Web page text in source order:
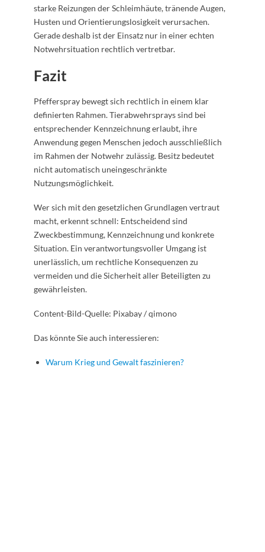
starke Reizungen der Schleimhäute, tränende Augen,
Husten und Orientierungslosigkeit verursachen.
Gerade deshalb ist der Einsatz nur in einer echten
Notwehrsituation rechtlich vertretbar.
Fazit
Pfefferspray bewegt sich rechtlich in einem klar
definierten Rahmen. Tierabwehrsprays sind bei
entsprechender Kennzeichnung erlaubt, ihre
Anwendung gegen Menschen jedoch ausschließlich
im Rahmen der Notwehr zulässig. Besitz bedeutet
nicht automatisch uneingeschränkte
Nutzungsmöglichkeit.
Wer sich mit den gesetzlichen Grundlagen vertraut
macht, erkennt schnell: Entscheidend sind
Zweckbestimmung, Kennzeichnung und konkrete
Situation. Ein verantwortungsvoller Umgang ist
unerlässlich, um rechtliche Konsequenzen zu
vermeiden und die Sicherheit aller Beteiligten zu
gewährleisten.
Content-Bild-Quelle: Pixabay / qimono
Das könnte Sie auch interessieren:
Warum Krieg und Gewalt faszinieren?